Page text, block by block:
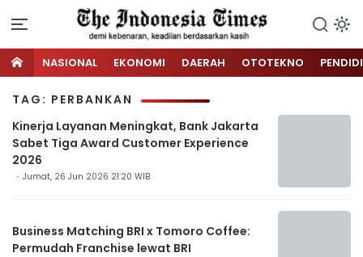
NASIONAL EKONOMI DAERAH OTOTEKNO
TAG: PERBANKAN
Kinerja Layanan Meningkat, Bank Jakarta
Sabet Tiga Award Customer Experience
2026
Jumat, 26 Jun 2026 21:20 WIB
Business Matching BRI x Tomoro Coffee:
Permudah Franchise lewat BRI